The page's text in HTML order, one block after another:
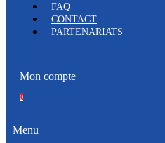
FAQ
CONTACT
PARTENARIATS
Mon compte
0
Menu